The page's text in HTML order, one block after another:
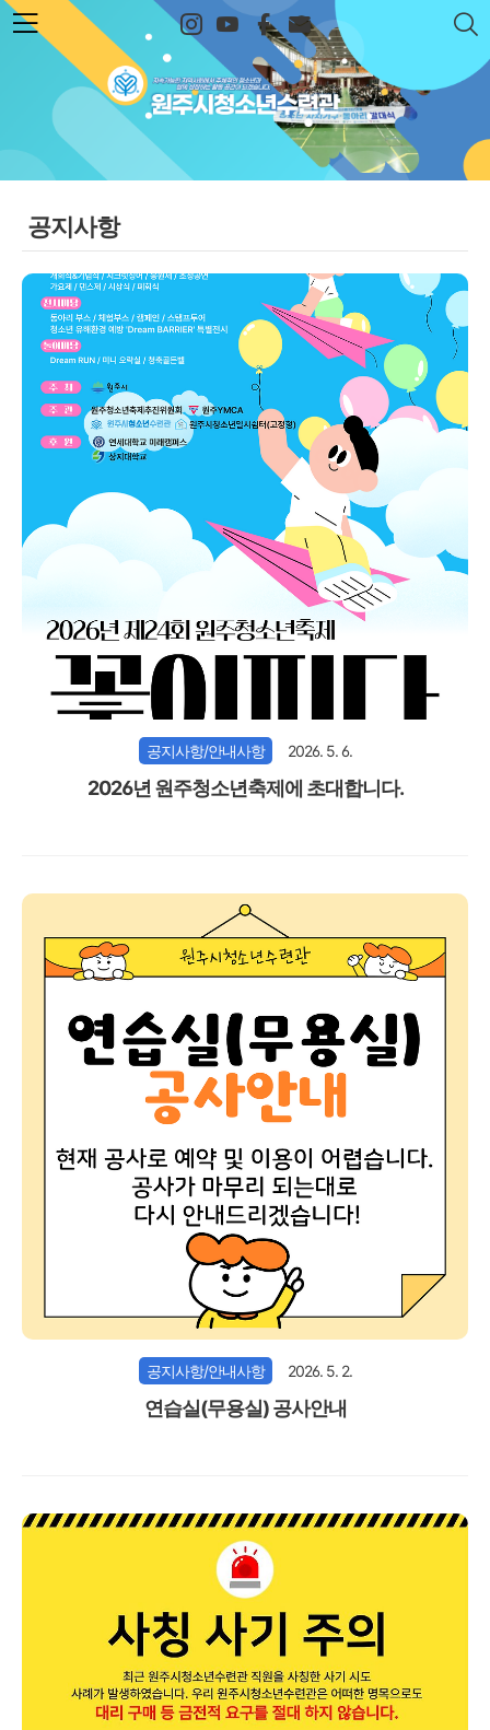
본문 바로가기
원주시청소년수련관
공지사항
공지사항/안내사항 2026. 5. 6.
2026년 원주청소년축제에 초대합니다.
공지사항/안내사항 2026. 5. 2.
연습실(무용실) 공사안내